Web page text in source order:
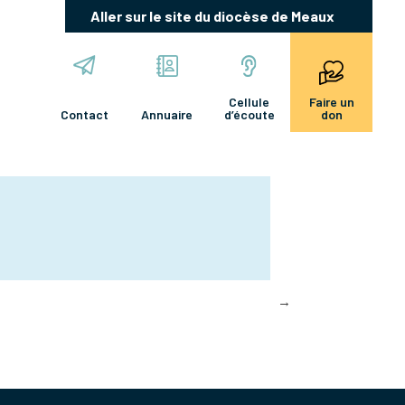
Aller sur le site du diocèse de Meaux
Contact Annuaire
Cellule
d’écoute
Faire un
don